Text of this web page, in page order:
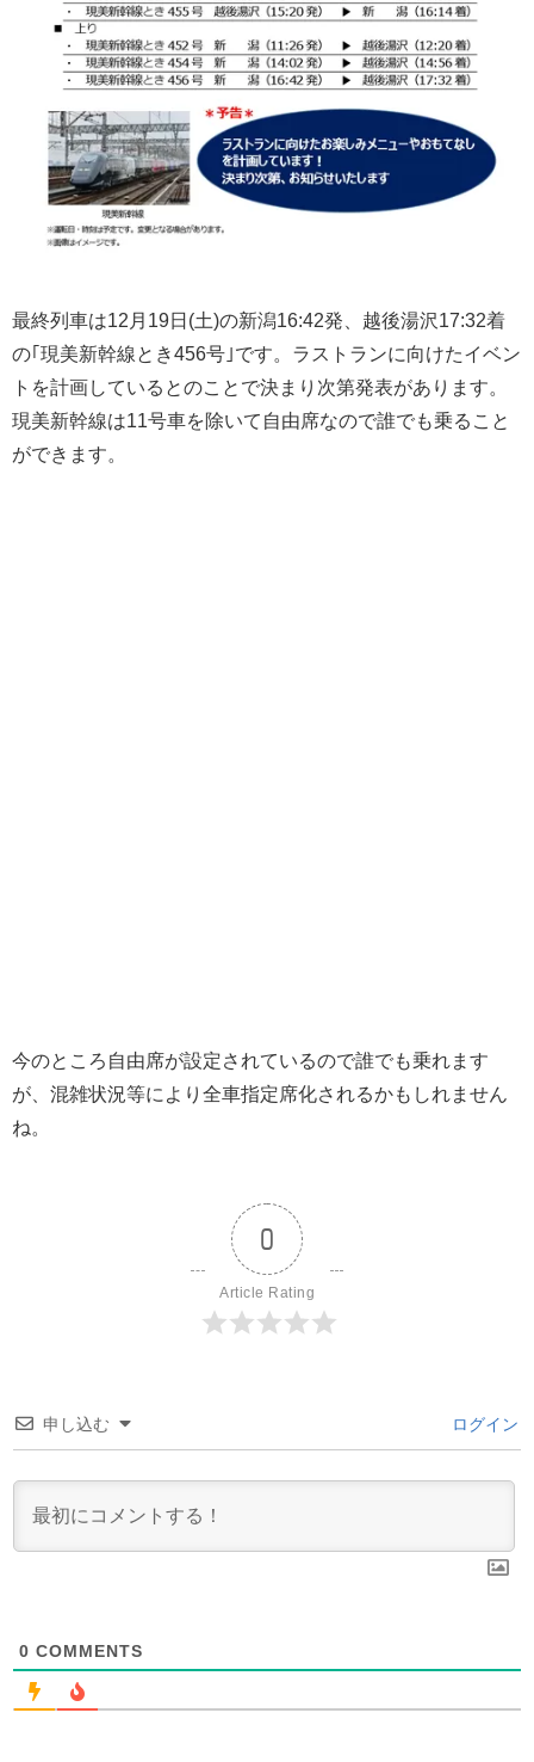
最終列車は12月19日(土)の新潟16:42発、越後湯沢17:32着
の｢現美新幹線とき456号｣です。ラストランに向けたイベン
トを計画しているとのことで決まり次第発表があります。
現美新幹線は11号車を除いて自由席なので誰でも乗ること
ができます。
今のところ自由席が設定されているので誰でも乗れます
が、混雑状況等により全車指定席化されるかもしれません
ね。
0
Article Rating
申し込む ログイン
0 COMMENTS